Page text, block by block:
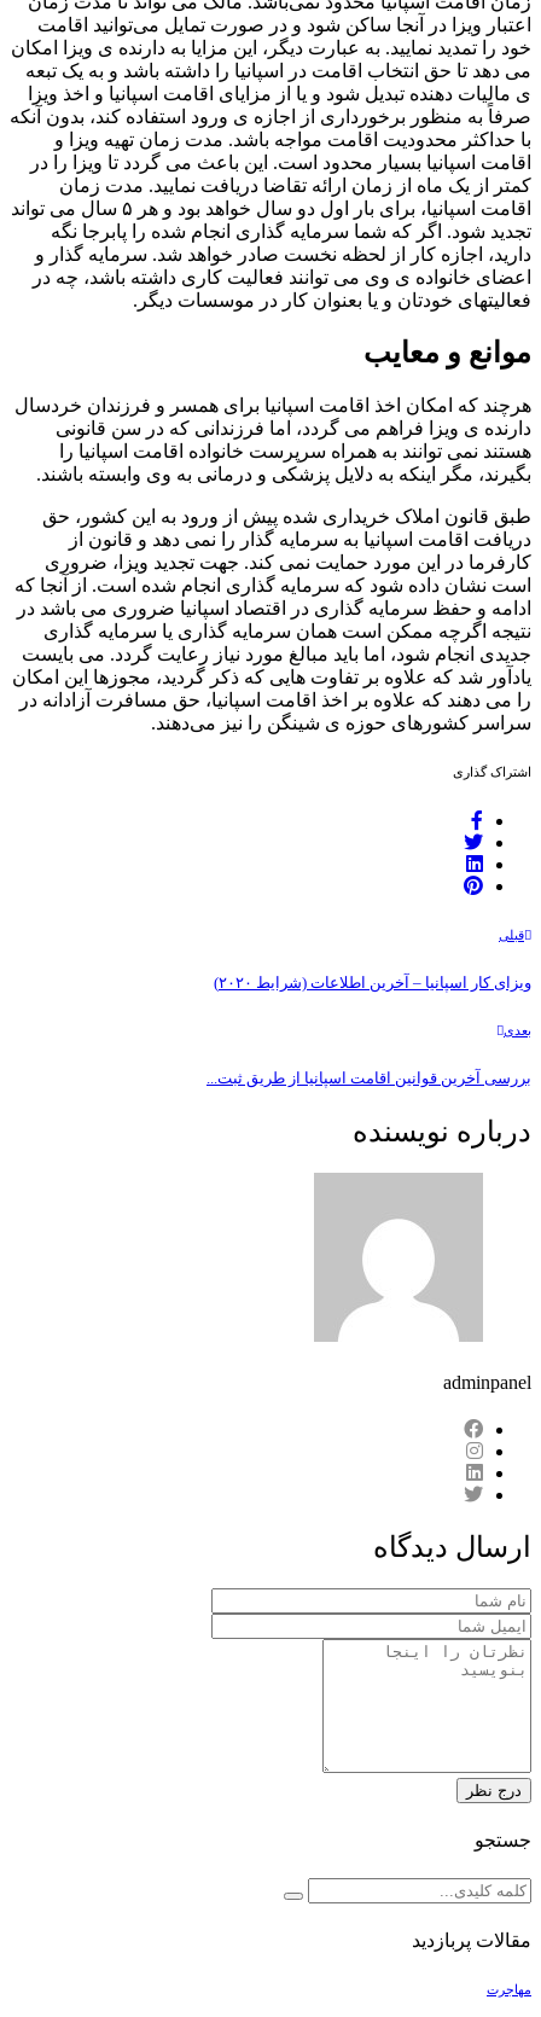
اعتبار ویزا در آنجا ساکن شود و در صورت تمایل می‌توانید اقامت
خود را تمدید نمایید. به عبارت دیگر، این مزایا به دارنده ی ویزا امکان
می دهد تا حق انتخاب اقامت در اسپانیا را داشته باشد و به یک تبعه
ی مالیات دهنده تبدیل شود و یا از مزایای اقامت اسپانیا و اخذ ویزا
صرفاً به منظور برخورداری از اجازه ی ورود استفاده کند، بدون آنکه
با حداکثر محدودیت اقامت مواجه باشد. مدت زمان تهیه ویزا و
اقامت اسپانیا بسیار محدود است. این باعث می گردد تا ویزا را در
کمتر از یک ماه از زمان ارائه تقاضا دریافت نمایید. مدت زمان
اقامت اسپانیا، برای بار اول دو سال خواهد بود و هر ۵ سال می تواند
تجدید شود. اگر که شما سرمایه گذاری انجام شده را پابرجا نگه
دارید، اجازه کار از لحظه نخست صادر خواهد شد. سرمایه گذار و
اعضای خانواده ی وی می توانند فعالیت کاری داشته باشد، چه در
فعالیتهای خودتان و یا بعنوان کار در موسسات دیگر.
موانع و معایب
هرچند که امکان اخذ اقامت اسپانیا برای همسر و فرزندان خردسال
دارنده ی ویزا فراهم می گردد، اما فرزندانی که در سن قانونی
هستند نمی توانند به همراه سرپرست خانواده اقامت اسپانیا را
بگیرند، مگر اینکه به دلایل پزشکی و درمانی به وی وابسته باشند.
طبق قانون املاک خریداری شده پیش از ورود به این کشور، حق
دریافت اقامت اسپانیا به سرمایه گذار را نمی دهد و قانون از
کارفرما در این مورد حمایت نمی کند. جهت تجدید ویزا، ضروری
است نشان داده شود که سرمایه گذاری انجام شده است. از آنجا که
ادامه و حفظ سرمایه گذاری در اقتصاد اسپانیا ضروری می باشد در
نتیجه اگرچه ممکن است همان سرمایه گذاری یا سرمایه گذاری
جدیدی انجام شود، اما باید مبالغ مورد نیاز رعایت گردد. می بایست
یادآور شد که علاوه بر تفاوت هایی که ذکر گردید، مجوزها این امکان
را می دهند که علاوه بر اخذ اقامت اسپانیا، حق مسافرت آزادانه در
سراسر کشورهای حوزه ی شینگن را نیز می‌دهند.
اشتراک گذاری
قبلی
ویزای کار اسپانیا – آخرین اطلاعات (شرایط ۲۰۲۰)
بعدی
بررسی آخرین قوانین اقامت اسپانیا از طریق ثبت...
درباره نویسنده
adminpanel
ارسال دیدگاه
درج نظر
جستجو
مقالات پربازدید
مهاجرت